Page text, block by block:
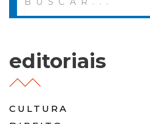
editoriais
CULTURA